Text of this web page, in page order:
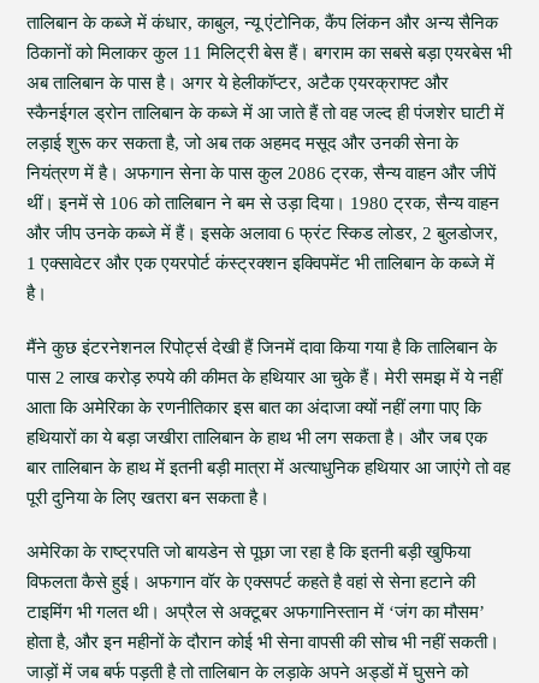
तालिबान के कब्जे में कंधार, काबुल, न्यू एंटोनिक, कैंप लिंकन और अन्य सैनिक
ठिकानों को मिलाकर कुल 11 मिलिट्री बेस हैं। बगराम का सबसे बड़ा एयरबेस भी
अब तालिबान के पास है। अगर ये हेलीकॉप्टर, अटैक एयरक्राफ्ट और
स्कैनईगल ड्रोन तालिबान के कब्जे में आ जाते हैं तो वह जल्द ही पंजशेर घाटी में
लड़ाई शुरू कर सकता है, जो अब तक अहमद मसूद और उनकी सेना के
नियंत्रण में है। अफगान सेना के पास कुल 2086 ट्रक, सैन्य वाहन और जीपें
थीं। इनमें से 106 को तालिबान ने बम से उड़ा दिया। 1980 ट्रक, सैन्य वाहन
और जीप उनके कब्जे में हैं। इसके अलावा 6 फ्रंट स्किड लोडर, 2 बुलडोजर,
1 एक्सावेटर और एक एयरपोर्ट कंस्ट्रक्शन इक्विपमेंट भी तालिबान के कब्जे में
है।
मैंने कुछ इंटरनेशनल रिपोर्ट्स देखी हैं जिनमें दावा किया गया है कि तालिबान के
पास 2 लाख करोड़ रुपये की कीमत के हथियार आ चुके हैं। मेरी समझ में ये नहीं
आता कि अमेरिका के रणनीतिकार इस बात का अंदाजा क्यों नहीं लगा पाए कि
हथियारों का ये बड़ा जखीरा तालिबान के हाथ भी लग सकता है। और जब एक
बार तालिबान के हाथ में इतनी बड़ी मात्रा में अत्याधुनिक हथियार आ जाएंगे तो वह
पूरी दुनिया के लिए खतरा बन सकता है।
अमेरिका के राष्ट्रपति जो बायडेन से पूछा जा रहा है कि इतनी बड़ी खुफिया
विफलता कैसे हुई। अफगान वॉर के एक्सपर्ट कहते है वहां से सेना हटाने की
टाइमिंग भी गलत थी। अप्रैल से अक्टूबर अफगानिस्तान में ‘जंग का मौसम’
होता है, और इन महीनों के दौरान कोई भी सेना वापसी की सोच भी नहीं सकती।
जाड़ों में जब बर्फ पड़ती है तो तालिबान के लड़ाके अपने अड्डों में घुसने को